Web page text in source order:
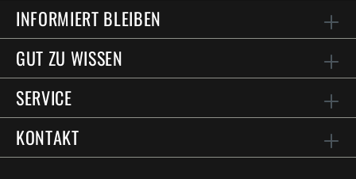
INFORMIERT BLEIBEN
GUT ZU WISSEN
SERVICE
KONTAKT